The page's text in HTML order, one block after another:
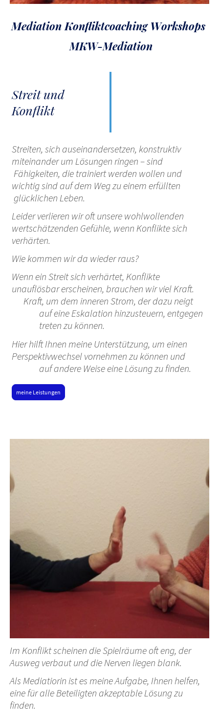
Mediation Konfliktcoaching Workshops
MKW-Mediation
Streit und
Konflikt
Streiten, sich auseinandersetzen, konstruktiv
miteinander um Lösungen ringen – sind
Fähigkeiten, die trainiert werden wollen und
wichtig sind auf dem Weg zu einem erfüllten
glücklichen Leben.
Leider verlieren wir oft unsere wohlwollenden
wertschätzenden Gefühle, wenn Konflikte sich
verhärten.
Wie kommen wir da wieder raus?
Wenn ein Streit sich verhärtet, Konflikte
unauflösbar erscheinen, brauchen wir viel Kraft.
Kraft, um dem inneren Strom, der dazu neigt
auf eine Eskalation hinzusteuern, entgegen
treten zu können.
Hier hilft Ihnen meine Unterstützung, um einen
Perspektivwechsel vornehmen zu können und
auf andere Weise eine Lösung zu finden.
meine Leistungen
Im Konflikt scheinen die Spielräume oft eng, der
Ausweg verbaut und die Nerven liegen blank.
Als Mediatiorin ist es meine Aufgabe, Ihnen helfen,
eine für alle Beteiligten akzeptable Lösung zu
finden.